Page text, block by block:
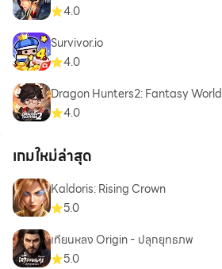
4.0
Survivor.io
4.0
Dragon Hunters2: Fantasy World
4.0
เกมใหม่ล่าสุด
Kaldoris: Rising Crown
5.0
เทียนหลง Origin - ปลุกยุทธภพ
5.0